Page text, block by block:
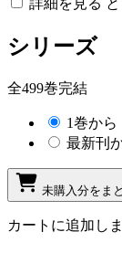
シリーズ
全499巻完結
1巻から
最新刊
未購入分をま
カートに追加し